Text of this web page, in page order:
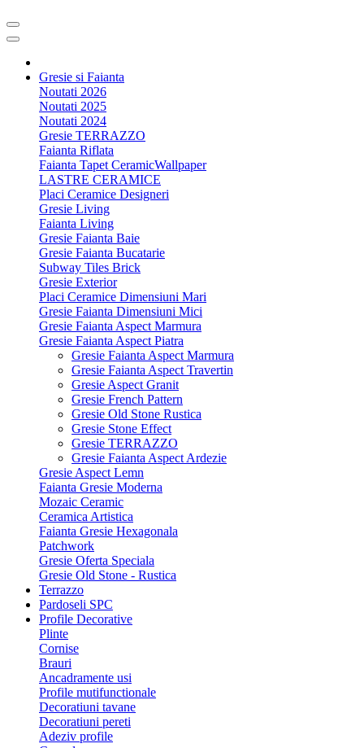
Gresie si Faianta
Noutati 2026
Noutati 2025
Noutati 2024
Gresie TERRAZZO
Faianta Riflata
Faianta Tapet CeramicWallpaper
LASTRE CERAMICE
Placi Ceramice Designeri
Gresie Living
Faianta Living
Gresie Faianta Baie
Gresie Faianta Bucatarie
Subway Tiles Brick
Gresie Exterior
Placi Ceramice Dimensiuni Mari
Gresie Faianta Dimensiuni Mici
Gresie Faianta Aspect Marmura
Gresie Faianta Aspect Piatra
Gresie Faianta Aspect Marmura
Gresie Faianta Aspect Travertin
Gresie Aspect Granit
Gresie French Pattern
Gresie Old Stone Rustica
Gresie Stone Effect
Gresie TERRAZZO
Gresie Faianta Aspect Ardezie
Gresie Aspect Lemn
Faianta Gresie Moderna
Mozaic Ceramic
Ceramica Artistica
Faianta Gresie Hexagonala
Patchwork
Gresie Oferta Speciala
Gresie Old Stone - Rustica
Terrazzo
Pardoseli SPC
Profile Decorative
Plinte
Cornise
Brauri
Ancadramente usi
Profile mutifunctionale
Decoratiuni tavane
Decoratiuni pereti
Adeziv profile